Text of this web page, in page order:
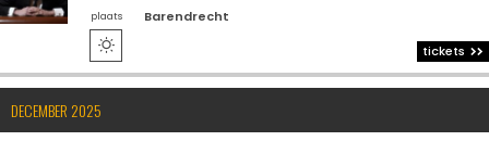
plaats Barendrecht
 tickets
DECEMBER 2025